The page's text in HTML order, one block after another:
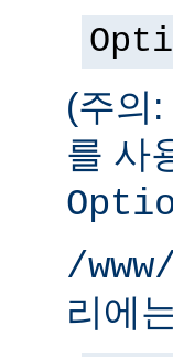
(주의:
를 사
/
리에